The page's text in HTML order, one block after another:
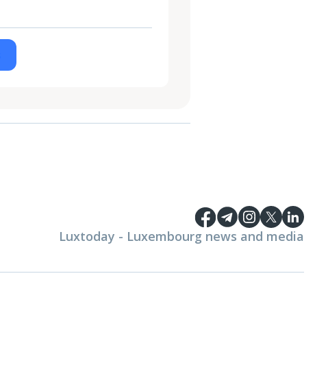
Luxtoday - Luxembourg news and media